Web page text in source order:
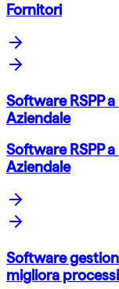
Fornitori
Software RSPP
Aziendale
Software RSPP
Aziendale
Software
migliora